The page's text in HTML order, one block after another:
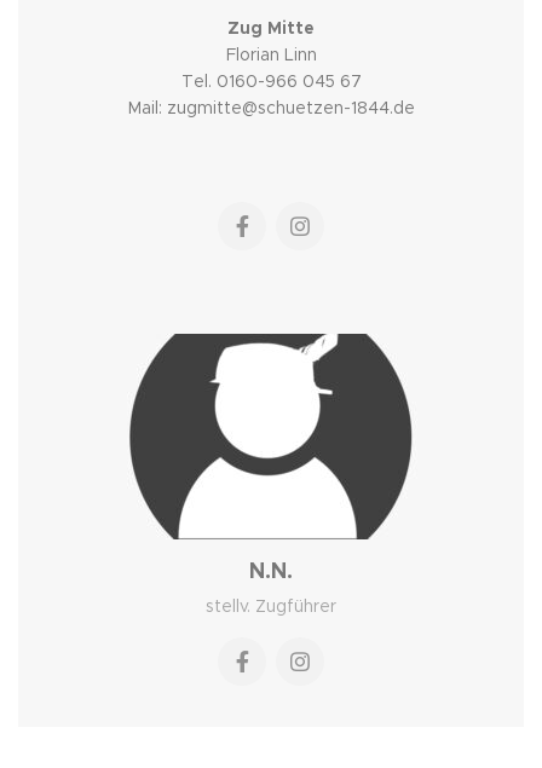
Zug Mitte
Florian Linn
Tel. 0160-966 045 67
Mail: zugmitte@schuetzen-1844.de
N.N.
stellv. Zugführer